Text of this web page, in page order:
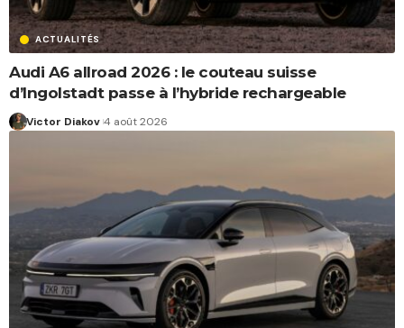
ACTUALITÉS
Audi A6 allroad 2026 : le couteau suisse
d’Ingolstadt passe à l’hybride rechargeable
Victor Diakov 4 août 2026